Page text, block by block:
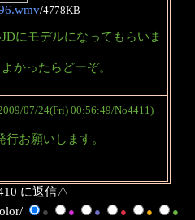
/4778KB
にモデルになってもらいま
かったらどーぞ。
07/24(Fri) 00:56:49/No4411)
行お願いします。
に返信△
● ● ● ● ●
●